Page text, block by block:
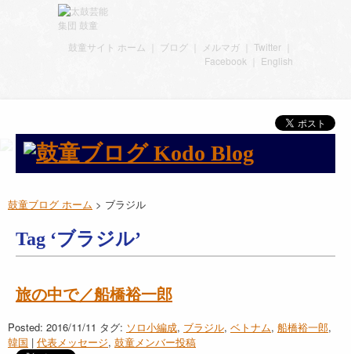
鼓童サイト ホーム ブログ メルマガ Twitter
Facebook
English
鼓童ブログ ホーム > ブラジル
Tag ‘ブラジル’
旅の中で／船橋裕一郎
Posted: 2016/11/11 タグ: ソロ小編成, ブラジル, ベトナム, 船橋裕一郎,
韓国 | 代表メッセージ, 鼓童メンバー投稿